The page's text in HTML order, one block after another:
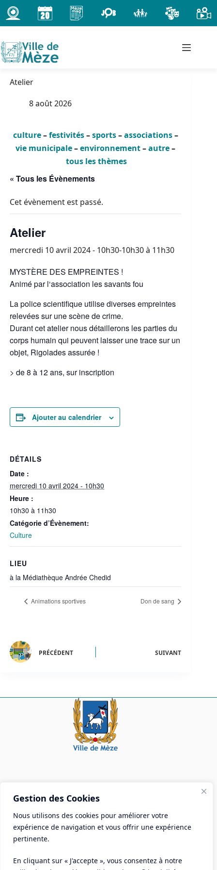
Gestion des Cookies
Nous utilisons des cookies pour améliorer votre
expérience de navigation et vous offrir une expérience
pertinente.
En cliquant sur « J'accepte », vous consentez à notre
Passer
au
contenu
Atelier
8 août 2026
culture–festivités–sports–associations–
vie municipale–environnement–autre–
tous les thèmes
« Tous les Évènements
Cet évènement est passé.
Atelier
mercredi 10 avril 2024 - 10h30-10h30à 11h30
MYSTÈRE DES EMPREINTES !
Animé par l‘association les savants fou
La police scientifique utilise diverses empreintes
relevées sur une scène de crime.
Durant cet atelier nous détaillerons les parties du
corps humain qui peuvent laisser une trace sur un
objet, Rigolades assurée !
> de 8 à 12 ans, sur inscription
Ajouter au calendrier
DÉTAILS
Date :
mercredi 10 avril 2024 - 10h30
Heure :
10h30 à 11h30
Catégorie d’Évènement:
Culture
LIEU
à la Médiathèque Andrée Chedid
Animations sportives Don de sang
PRÉCÉDENT SUIVANT
Mairie de Mèze
Place Aristide Briand - BP 28 34140 Mèze
Tél :04 67 18 30 30
Mail :